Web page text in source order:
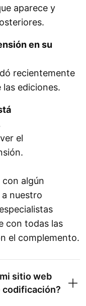
aparece y
en su
recientemente
ediciones.
el
con algún
nuestro
con todas las
el complemento.
sitio web
codificación?